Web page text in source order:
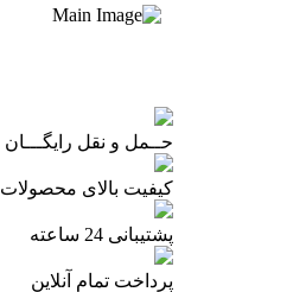
حــمل و نقل رایگـــان
کیفیت بالای محصولات
پشتیبانی 24 ساعته
پرداخت تمام آنلاین